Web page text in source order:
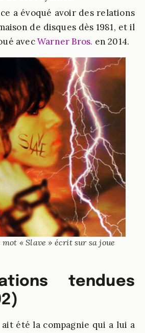
a évoqué avoir des relations
de disques dès 1981, et il
avecWarner Bros. en 2014.
« Slave » écrit sur sa joue
tendues
été la compagnie qui a lui a